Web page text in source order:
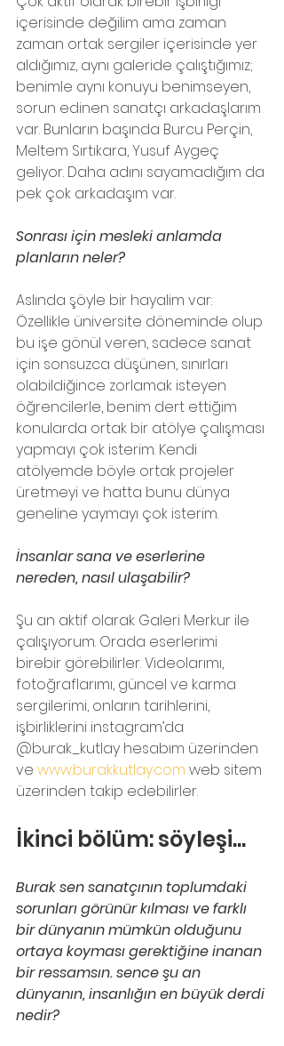
içerisinde değilim ama zaman
zaman ortak sergiler içerisinde yer
aldığımız, aynı galeride çalıştığımız;
benimle aynı konuyu benimseyen,
sorun edinen sanatçı arkadaşlarım
var. Bunların başında Burcu Perçin,
Meltem Sırtıkara, Yusuf Aygeç
geliyor. Daha adını sayamadığım da
pek çok arkadaşım var.
Sonrası için mesleki anlamda
planların neler?
Aslında şöyle bir hayalim var:
Özellikle üniversite döneminde olup
bu işe gönül veren, sadece sanat
için sonsuzca düşünen, sınırları
olabildiğince zorlamak isteyen
öğrencilerle, benim dert ettiğim
konularda ortak bir atölye çalışması
yapmayı çok isterim. Kendi
atölyemde böyle ortak projeler
üretmeyi ve hatta bunu dünya
geneline yaymayı çok isterim.
İnsanlar sana ve eserlerine
nereden, nasıl ulaşabilir?
Şu an aktif olarak Galeri Merkur ile
çalışıyorum. Orada eserlerimi
birebir görebilirler. Videolarımı,
fotoğraflarımı, güncel ve karma
sergilerimi, onların tarihlerini,
işbirliklerini instagram’da
@burak_kutlay hesabım üzerinden
ve www.burakkutlay.com web sitem
üzerinden takip edebilirler.
İkinci bölüm: söyleşi...
Burak sen sanatçının toplumdaki
sorunları görünür kılması ve farklı
bir dünyanın mümkün olduğunu
ortaya koyması gerektiğine inanan
bir ressamsın. sence şu an
dünyanın, insanlığın en büyük derdi
nedir?